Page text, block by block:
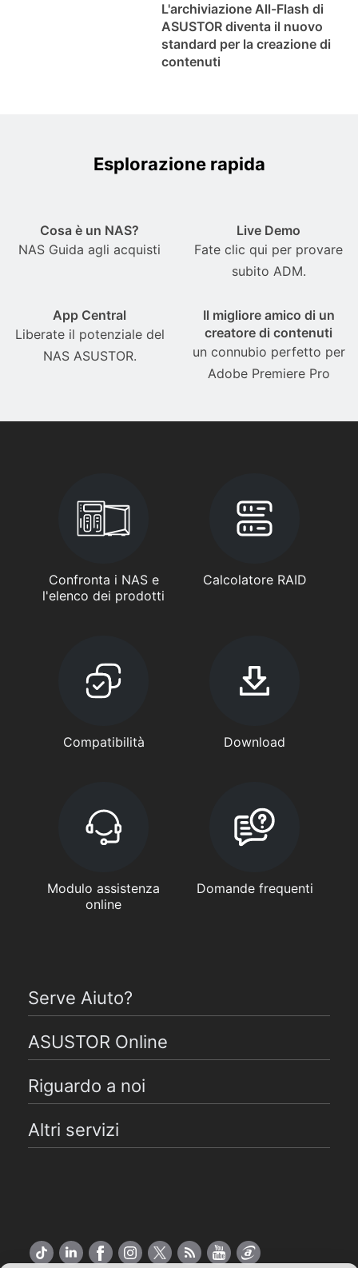
L'archiviazione All-Flash di
ASUSTOR diventa il nuovo
standard per la creazione di
contenuti
Esplorazione rapida
Cosa è un NAS?
NAS Guida agli acquisti
Live Demo
Fate clic qui per provare
subito ADM.
App Central
Liberate il potenziale del
NAS ASUSTOR.
Il migliore amico di un
creatore di contenuti
un connubio perfetto per
Adobe Premiere Pro
Confronta i NAS e
l'elenco dei prodotti
Calcolatore RAID
Compatibilità Download
Modulo assistenza
online
Domande frequenti
Serve Aiuto?
ASUSTOR Online
Riguardo a noi
Altri servizi